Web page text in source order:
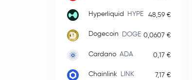
Hyperliquid HYPE 48,59 €
Dogecoin DOGE 0,0607 €
Cardano ADA 0,17 €
Chainlink LINK 7,17 €